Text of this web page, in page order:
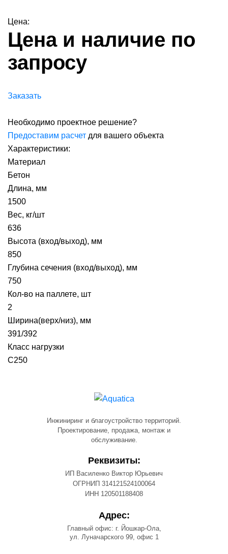
Цена:
Цена и наличие по
запросу
Заказать
Необходимо проектное решение?
Предоставим расчет для вашего объекта
Характеристики:
Материал
Бетон
Длина, мм
1500
Вес, кг/шт
636
Высота (вход/выход), мм
850
Глубина сечения (вход/выход), мм
750
Кол-во на паллете, шт
2
Ширина(верх/низ), мм
391/392
Класс нагрузки
С250
Инжиниринг и благоустройство территорий.
Проектирование, продажа, монтаж и
обслуживание.
Реквизиты:
ИП Василенко Виктор Юрьевич
ОГРНИП 314121524100064
ИНН 120501188408
Адрес:
Главный офис: г. Йошкар-Ола,
ул. Луначарского 99, офис 1